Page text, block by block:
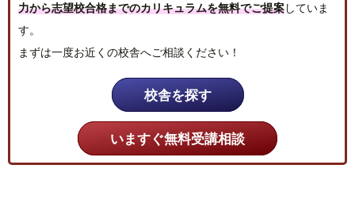
力から志望校合格までのカリキュラムを無料でご提案していま
す。
まずは一度お近くの校舎へご相談ください！
校舎を探す
いますぐ無料受講相談